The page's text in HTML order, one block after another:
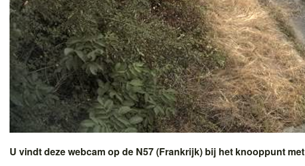
U vindt deze webcam op de N57 (Frankrijk) bij het knooppunt met